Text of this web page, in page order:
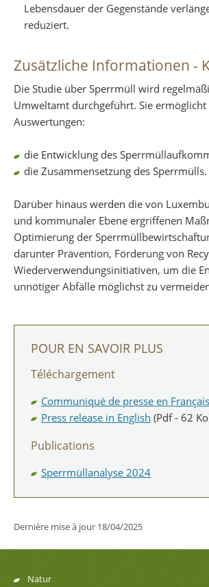
Lebensdauer der Gegenstände
reduziert.
Zusätzliche Informationen -
Die Studie über Sperrmüll wird
Umweltamt durchgeführt. Sie ermöglicht
Auswertungen:
die Entwicklung des
die Zusammensetzung des Sperrmülls.
Darüber hinaus werden die von
und kommunaler Ebene ergriffenen
Optimierung der
darunter Prävention, Förderung von
Wiederverwendungsinitiativen, um die
unnötiger Abfälle möglichst zu
POUR EN SAVOIR PLUS
Téléchargement
Communiqué de presse en Français
Press release in English (Pdf - 62
Publications
Sperrmüllanalyse 2024
Dernière mise à jour 18/04/2025
Natur